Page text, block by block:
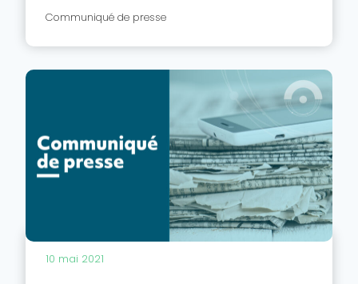
Communiqué de presse
10 mai 2021